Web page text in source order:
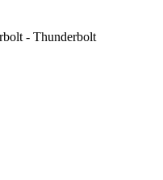
- Thunderbolt